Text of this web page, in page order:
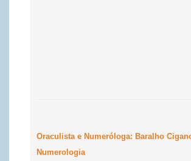
Oraculista e Numeróloga: Baralho
Numerologia